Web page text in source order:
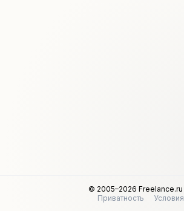
© 2005–2026 Freelance.ru
Приватность
Условия